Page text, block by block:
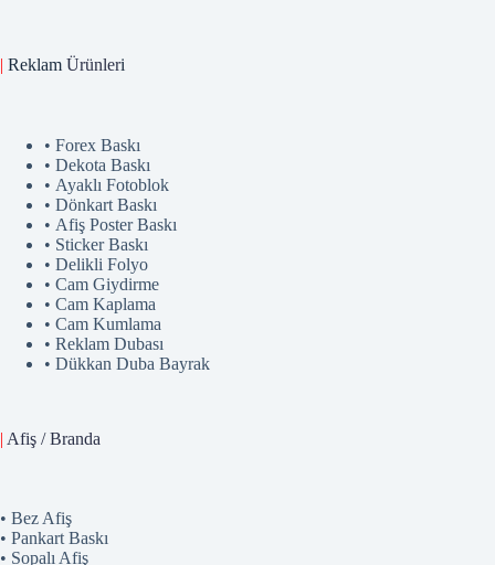
| Reklam Ürünleri
• Forex Baskı
• Dekota Baskı
• Ayaklı Fotoblok
• Dönkart Baskı
• Afiş Poster Baskı
• Sticker Baskı
• Delikli Folyo
• Cam Giydirme
• Cam Kaplama
• Cam Kumlama
• Reklam Dubası
• Dükkan Duba Bayrak
| Afiş / Branda
• Bez Afiş
• Pankart Baskı
• Sopalı Afiş